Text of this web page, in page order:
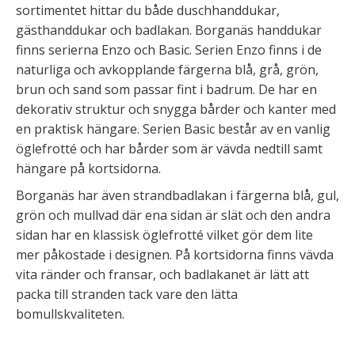
sortimentet hittar du både duschhanddukar,
gästhanddukar och badlakan. Borganäs handdukar
finns serierna Enzo och Basic. Serien Enzo finns i de
naturliga och avkopplande färgerna blå, grå, grön,
brun och sand som passar fint i badrum. De har en
dekorativ struktur och snygga bårder och kanter med
en praktisk hängare. Serien Basic består av en vanlig
öglefrotté och har bårder som är vävda nedtill samt
hängare på kortsidorna.
Borganäs har även strandbadlakan i färgerna blå, gul,
grön och mullvad där ena sidan är slät och den andra
sidan har en klassisk öglefrotté vilket gör dem lite
mer påkostade i designen. På kortsidorna finns vävda
vita ränder och fransar, och badlakanet är lätt att
packa till stranden tack vare den lätta
bomullskvaliteten.